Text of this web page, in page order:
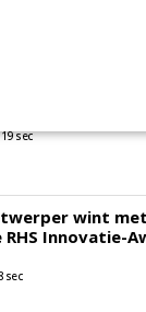
Tuin
sec
wint
Innovatie-
sec